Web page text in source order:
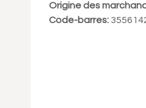
Origine des
Code-barres: